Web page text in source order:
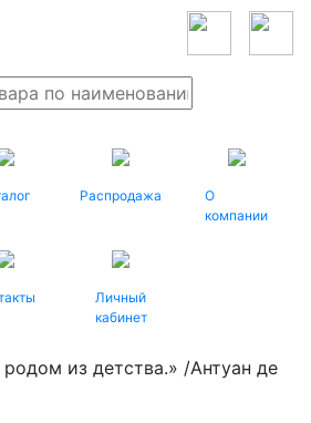
Распродажа
О
компании
Личный
кабинет
из детства.» /Антуан де